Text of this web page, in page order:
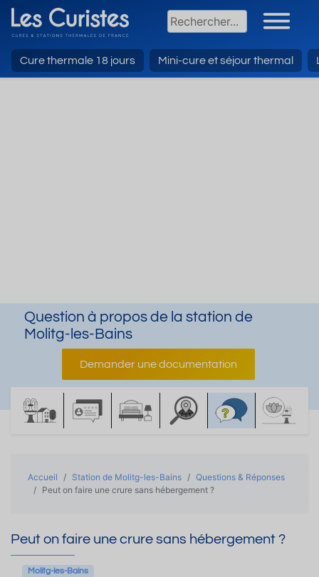
Cure thermale 18 jours Mini-cure et séjour thermal
Question à propos de la station de
Molitg-les-Bains
Demander une documentation
Accueil Station de Molitg-les-Bains
Questions & Réponses
Peut on faire une crure sans hébergement ?
Peut on faire une crure sans hébergement ?
Molitg-les-Bains